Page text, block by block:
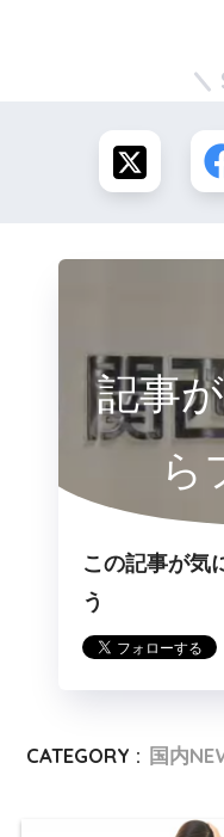
記事
ら
この記事が気
う
CATEGORY : 国内